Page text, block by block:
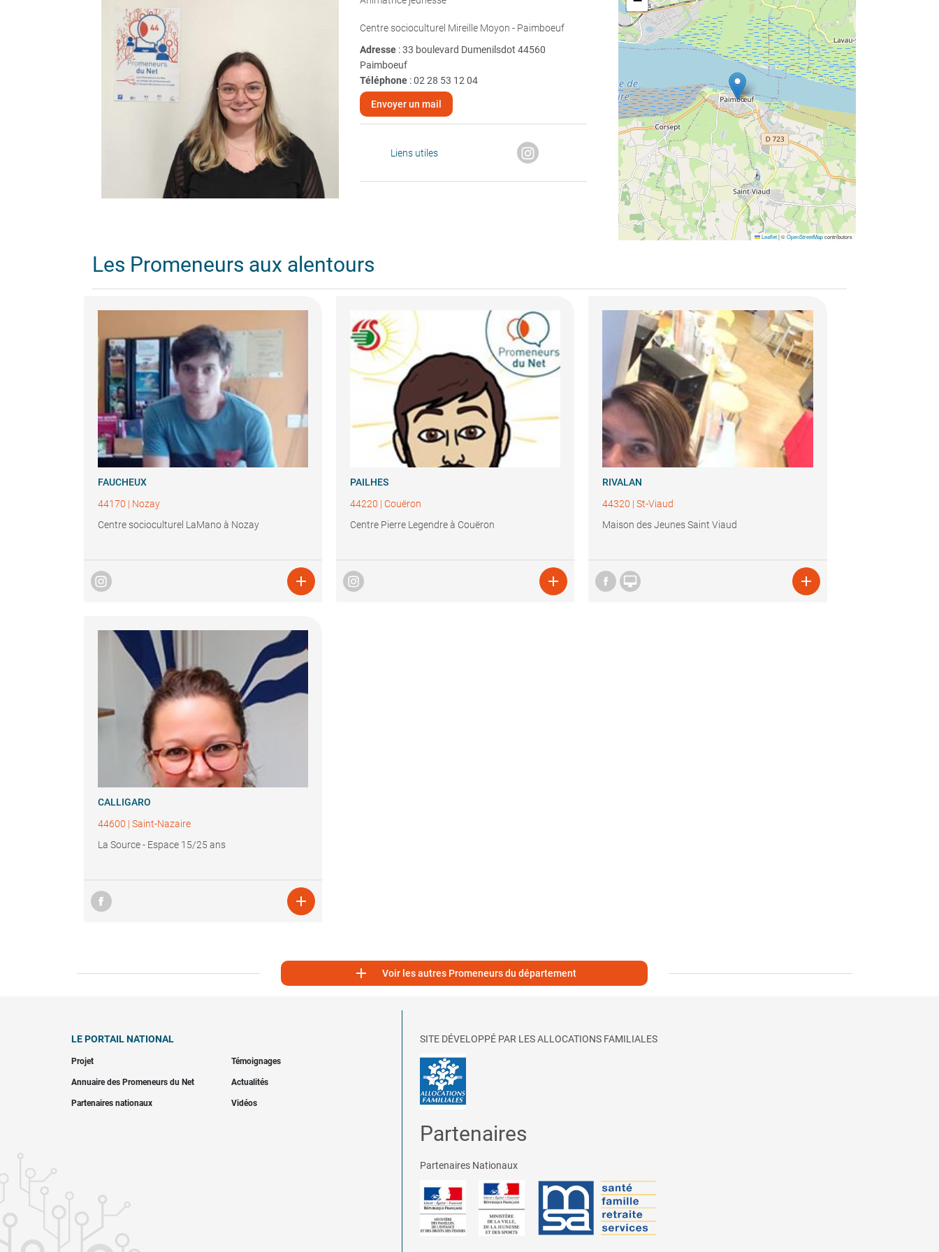
Centre socioculturel Mireille Moyon - Paimboeuf
Adresse : 33 boulevard Dumenilsdot 44560
Paimboeuf
Téléphone:02 28 53 12 04
Envoyer un mail
Liens utiles
Leaflet |©OpenStreetMapcontributors
Les Promeneurs aux alentours
FAUCHEUX
44170 | Nozay
Centre socioculturel LaMano à Nozay

PAILHES
44220 | Couëron
Centre Pierre Legendre à Couëron

RIVALAN
44320 |St-Viaud
Maison des Jeunes Saint Viaud
 
CALLIGARO
44600 | Saint-Nazaire
La Source - Espace 15/25 ans

 Voir les autres Promeneurs du département
LE PORTAIL NATIONAL
Projet Témoignages
Annuaire des Promeneurs du Net Actualités
Partenaires nationaux Vidéos
SITE DÉVELOPPÉ PAR LES ALLOCATIONS FAMILIALES
Partenaires
Partenaires Nationaux